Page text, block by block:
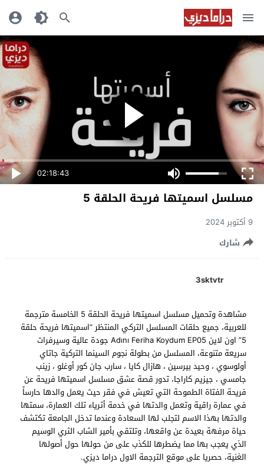
02:18:43
مسلسل اسميتها فريحة الحلقة 5
9 أكتوبر 2024
شارك
3sktvtr
مشاهدة وتحميل مسلسل اسميتها فريحة الحلقة 5 الخامسة مترجمة
للعربية، جميع حلقات المسلسل التركي المنتظر “اسميتها فريحة حلقة
5” اون لاين Adını Feriha Koydum EP05 جودة عالية وسيرفرات
سريعة متنوعة، المسلسل من بطولة نجوم السينما التركية جاتاي
أولوسوي ، وحيد بيرسين ، هازال كايا ، سارب جان كور أوغلو ، زينب
جامسي ، جيزيم كاراجا، تدور قصة عشق مسلسل اسميتها فريحة عن
فريحة الفتاة الطموحة التي تعيش في فقر حيث يعمل والدها حارساً
في عمارة راقية وتعمل والدتها في خدمة أثرياء تلك العمارة، سمتها
والدتها بهذا الاسم لتجلب لها السعادة وعندما تدخل الجامعة تكتشف
حياة مرفهة بعيدة عن واقعها، وتلتقي بأمير الشاب الثري الوسيم
الذي يعجب بها مما يضطرها للكذب على من حولها حول أصولها
الغنية، حصريا على موقع الترجمة الاول دراما ديزي.